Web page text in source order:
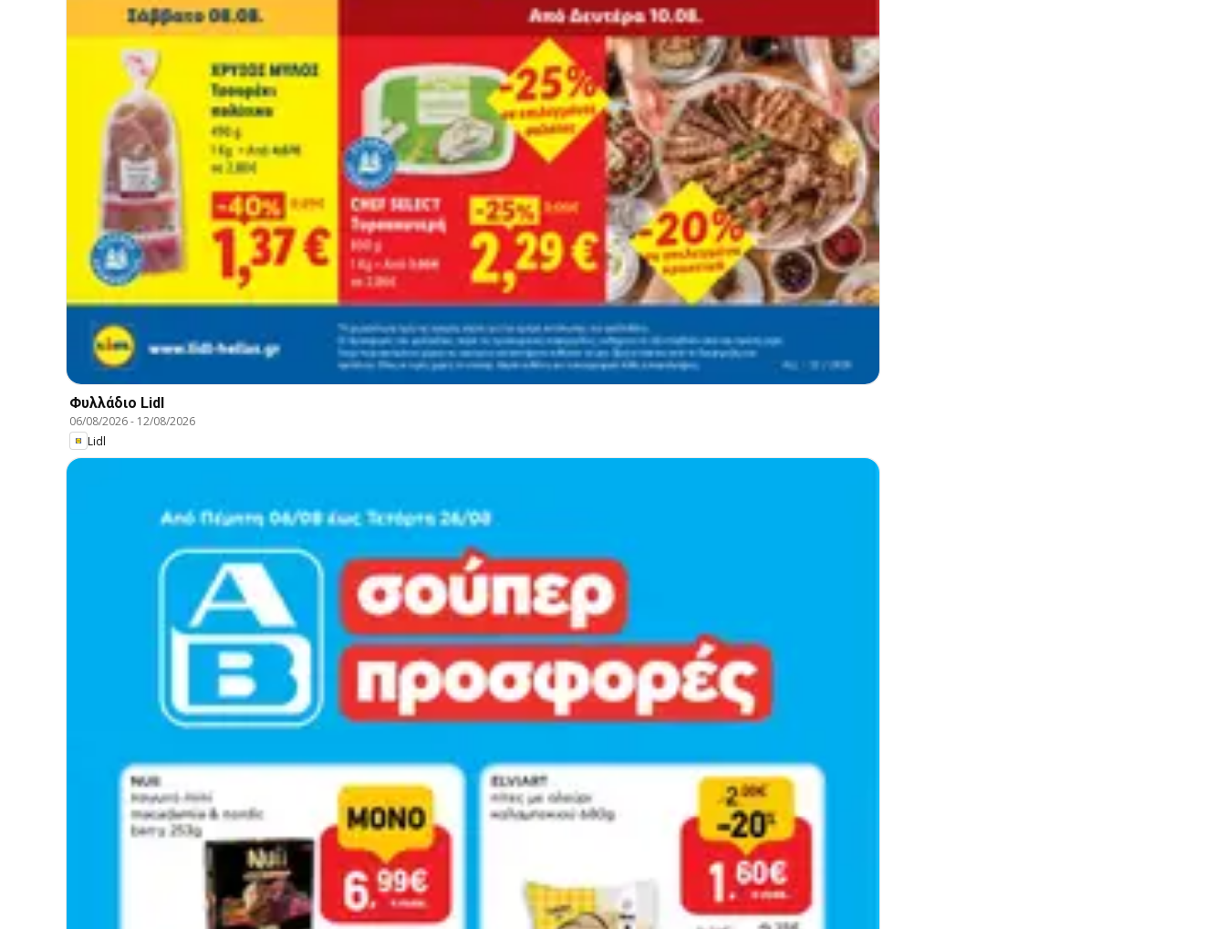
Φυλλάδιο Lidl
06/08/2026- 12/08/2026
Lidl